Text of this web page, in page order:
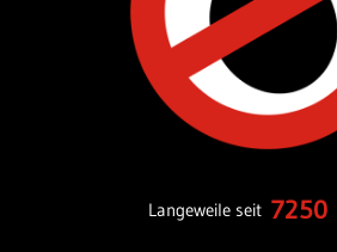
Langeweile seit 7250